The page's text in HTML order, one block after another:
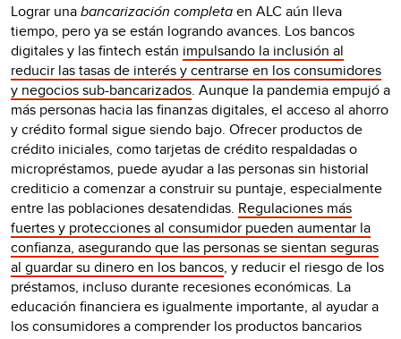
Lograr unabancarización completaen ALC aún lleva
tiempo, pero ya se están logrando avances. Los bancos
digitales y las fintech están impulsando la inclusión al
reducir las tasas de interés y centrarse en los consumidores
y negocios sub-bancarizados. Aunque la pandemia empujó a
más personas hacia las finanzas digitales, el acceso al ahorro
y crédito formal sigue siendo bajo. Ofrecer productos de
crédito iniciales, como tarjetas de crédito respaldadas o
micropréstamos, puede ayudar a las personas sin historial
crediticio a comenzar a construir su puntaje, especialmente
entre las poblaciones desatendidas. Regulaciones más
fuertes y protecciones al consumidor pueden aumentar la
confianza, asegurando que las personas se sientan seguras
al guardar su dinero en los bancos, y reducir el riesgo de los
préstamos, incluso durante recesiones económicas. La
educación financiera es igualmente importante, al ayudar a
los consumidores a comprender los productos bancarios